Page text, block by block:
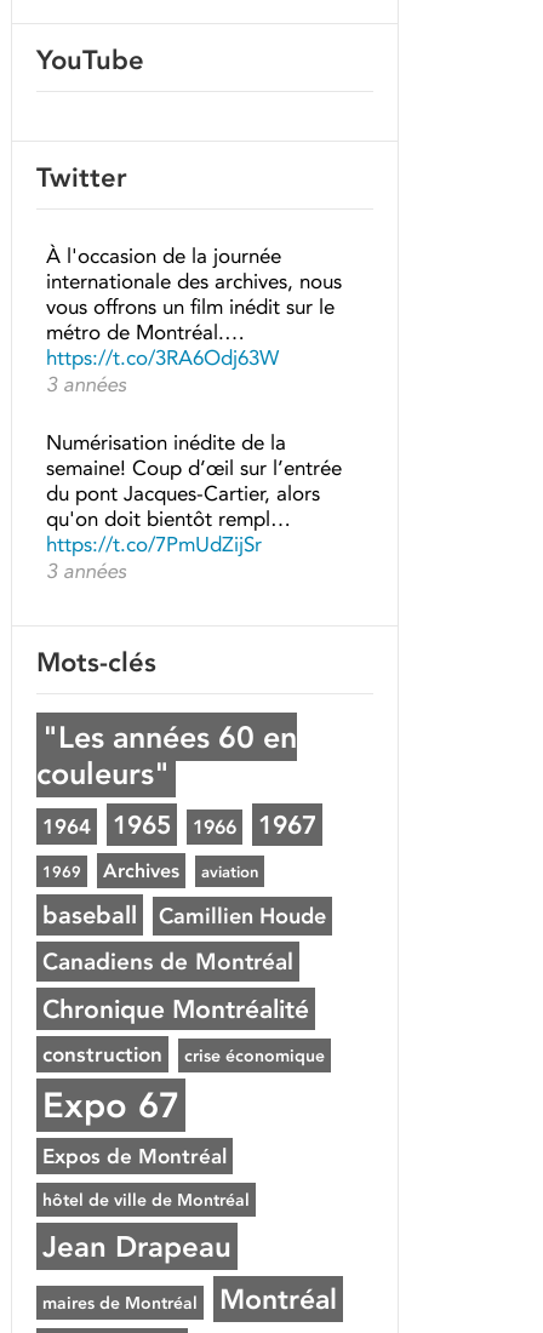
YouTube
Twitter
À l'occasion de la journée
internationale des archives, nous
vous offrons un film inédit sur le
métro de Montréal.…
https://t.co/3RA6Odj63W
3 années
Numérisation inédite de la
semaine! Coup d’œil sur l’entrée
du pont Jacques-Cartier, alors
qu'on doit bientôt rempl…
https://t.co/7PmUdZijSr
3 années
Mots-clés
"Les années 60 en
couleurs"
1964 1965 1966 1967
1969 Archives aviation
baseball Camillien Houde
Canadiens de Montréal
Chronique Montréalité
construction crise économique
Expo 67
Expos de Montréal
hôtel de ville de Montréal
Jean Drapeau
maires de Montréal Montréal